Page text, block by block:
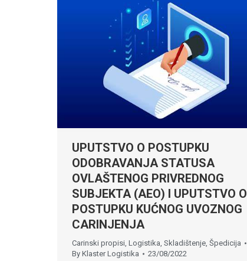
UPUTSTVO O POSTUPKU
ODOBRAVANJA STATUSA
OVLAŠTENOG PRIVREDNOG
SUBJEKTA (AEO) I UPUTSTVO O
POSTUPKU KUĆNOG UVOZNOG
CARINJENJA
Carinski propisi, Logistika, Skladištenje, Špedicija
By Klaster Logistika 23/08/2022